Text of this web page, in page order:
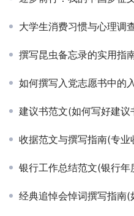
大学生消费习惯与心理调查报告范文(深入
撰写昆虫备忘录的实用指南(如何详细记
如何撰写入党志愿书中的入党志愿(详细
建议书范文(如何写好建议
收据范文与撰写指南(专
银行工作总结范文(银行年
经典追悼会悼词撰写指南(如何